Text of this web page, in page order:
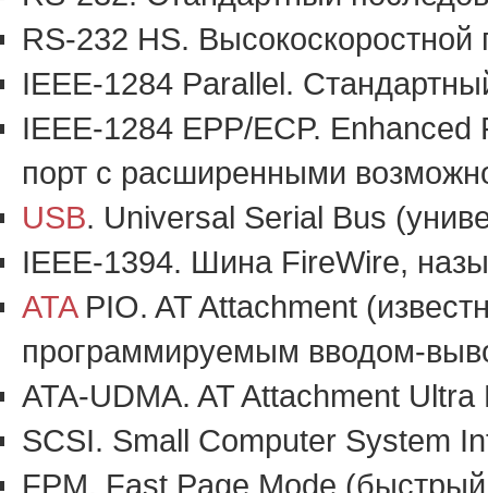
RS-232 HS.
IEEE-1284 Parallel.
IEEE-1284 EPP/ECP.
порт с расширенными
USB. Universal Serial Bus
IEEE-1394. Шина FireWire,
ATAPIO. AT Attachment
программируемым вводом-
ATA-UDMA. AT Attachment
SCSI. Small Computer System
FPM. Fast Page Mode